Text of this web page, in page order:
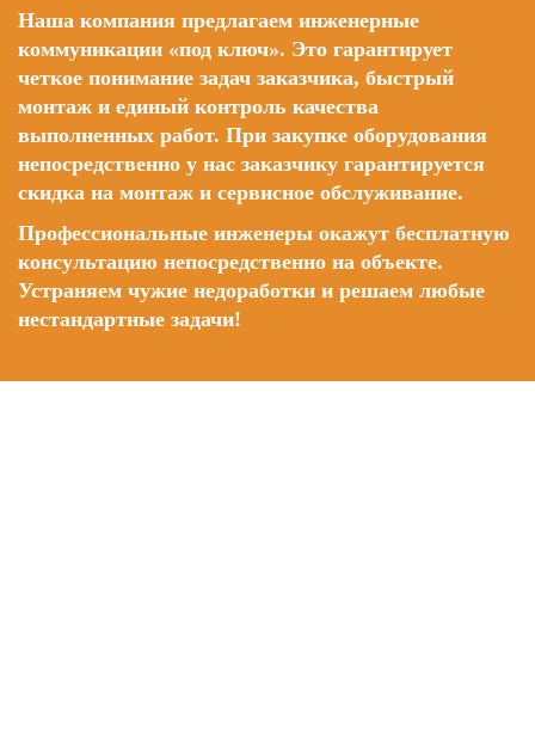
Наша компания предлагаем инженерные
коммуникации «под ключ». Это гарантирует
четкое понимание задач заказчика, быстрый
монтаж и единый контроль качества
выполненных работ. При закупке оборудования
непосредственно у нас заказчику гарантируется
скидка на монтаж и сервисное обслуживание.
Профессиональные инженеры окажут бесплатную
консультацию непосредственно на объекте.
Устраняем чужие недоработки и решаем любые
нестандартные задачи!